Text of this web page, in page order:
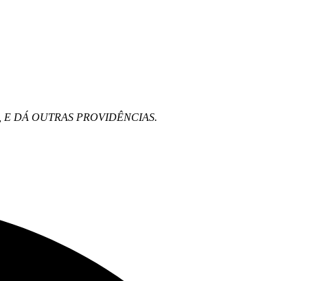
E DÁ OUTRAS PROVIDÊNCIAS.